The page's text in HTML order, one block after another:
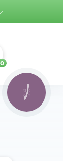
0
КНОПКА
ЗВ'ЯЗКУ